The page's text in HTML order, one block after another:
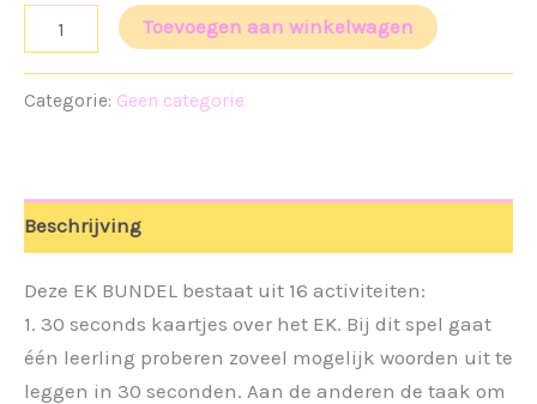
BUNDEL
Toevoegen aan winkelwagen
Categorie: Geen categorie
Beschrijving
Deze EK BUNDEL bestaat uit 16 activiteiten:
1. 30 seconds kaartjes over het EK. Bij dit spel gaat
één leerling proberen zoveel mogelijk woorden uit te
leggen in 30 seconden. Aan de anderen de taak om